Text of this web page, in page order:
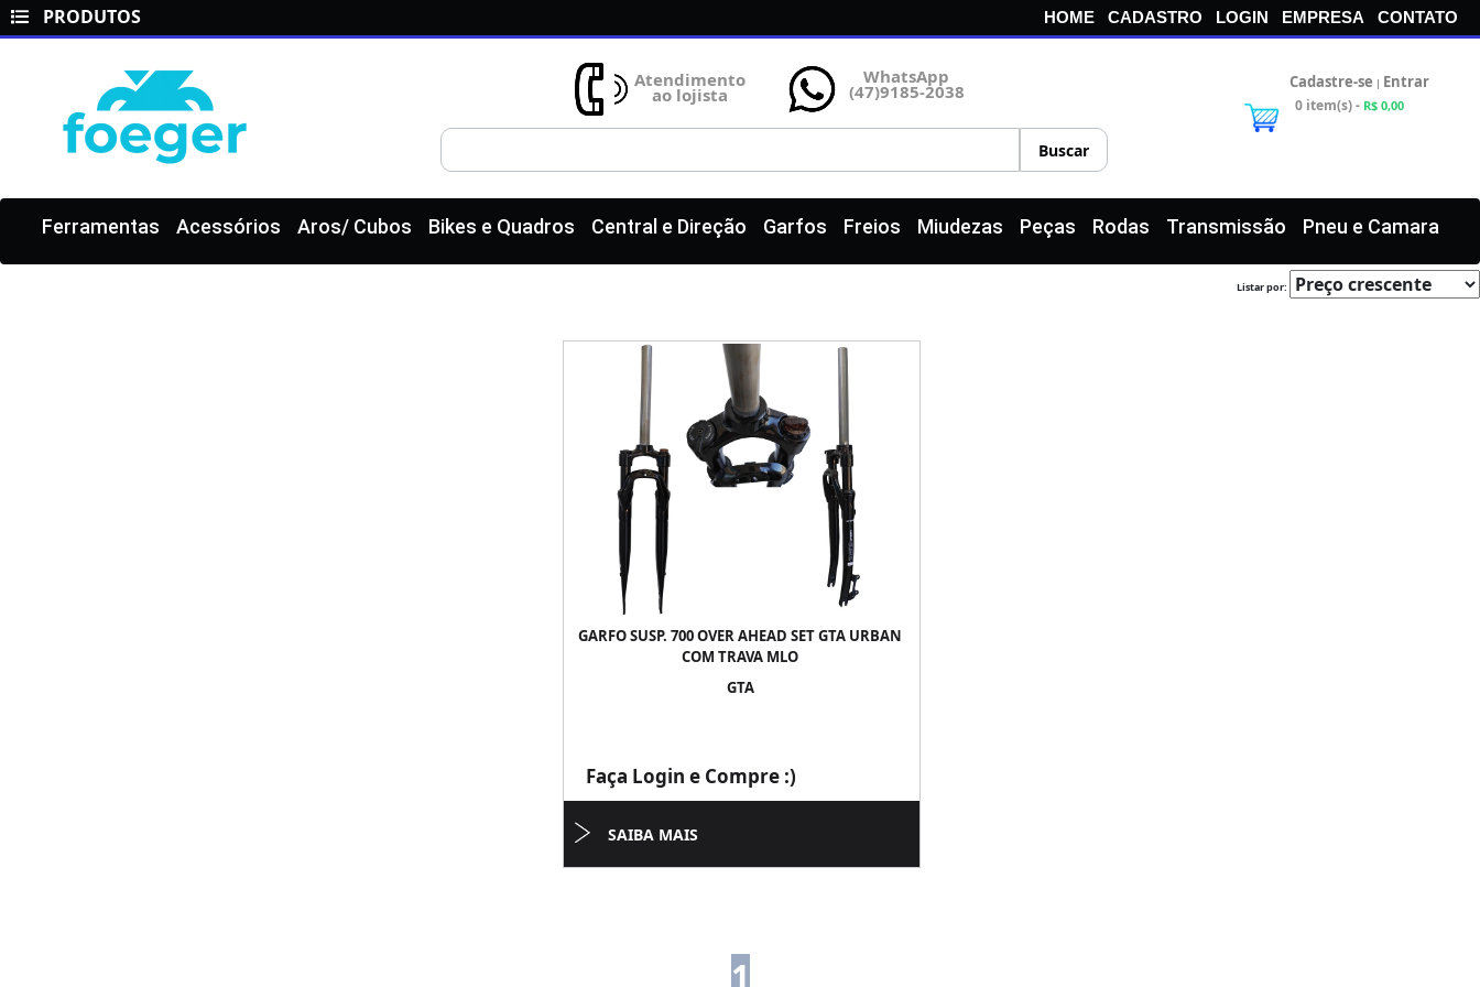
HOME CADASTRO LOGIN EMPRESA CONTATO
PRODUTOS
Atendimento
ao lojista
WhatsApp
(47)9185-2038 Cadastre-se | Entrar
0 item(s) - R$ 0,00
Ferramentas Acessórios Aros/ Cubos Bikes e Quadros Central e Direção Garfos Freios Miudezas Peças Rodas Transmissão Pneu e Camara
Listar por:
GARFO SUSP. 700 OVER AHEAD SET GTA URBAN
COM TRAVA MLO
GTA
Faça Login e Compre :)
SAIBA MAIS
1